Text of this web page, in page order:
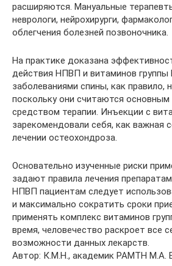
расширяются. Мануальные
неврологи, нейрохирурги,
облегчения болезней позвоночника.
На практике доказана
действия НПВП и витаминов группы
заболеваниями спины, как
поскольку они считаются
средством терапии. Инъекции с
зарекомендовали себя, как важная
лечении остеохондроза.
Основательно изученные риски
задают правила лечения
НПВП пациентам следует
и максимально сократить сроки
применять комплекс витаминов
время, человечество раскроет все
возможности данных лекарств.
Автор: К.М.Н., академик РАМТН М.А.